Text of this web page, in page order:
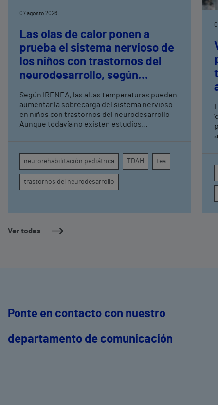
Ver todas
07 agosto 2026
Las olas de calor ponen a
prueba el sistema nervioso de
los niños con trastornos del
neurodesarrollo, según
neurorrehabilitación
pediátrica de Vithas
Según IRENEA, las altas temperaturas pueden
aumentar la sobrecarga del sistema nervioso
en niños con trastornos del neurodesarrollo
Aunque todavía no existen estudios
atención, la regulación emocional y la
conducta
neurorehabilitación pediátrica TDAH tea
trastornos del neurodesarrollo
Ponte en contacto con nuestro
departamento de comunicación